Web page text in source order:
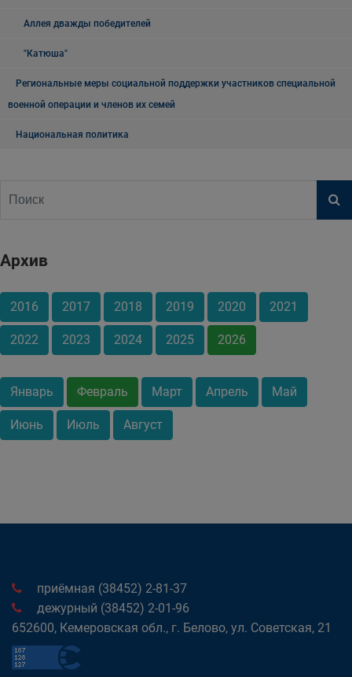
Аллея дважды победителей
"Катюша"
Региональные меры социальной поддержки участников специальной
военной операции и членов их семей
Национальная политика
Архив
2016 2017 2018 2019 2020 2021
2022 2023 2024 2025 2026
Январь Февраль Март Апрель Май
Июнь Июль Август
приёмная (38452) 2-81-37
дежурный (38452) 2-01-96
652600, Кемеровская обл., г. Белово, ул. Советская, 21